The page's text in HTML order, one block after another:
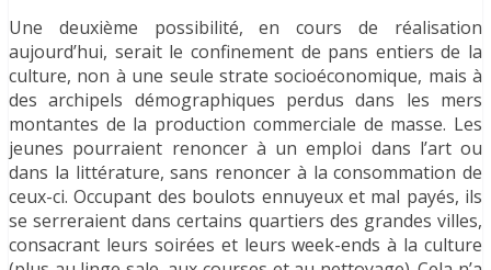
Une deuxième possibilité, en cours de réalisation
aujourd’hui, serait le confinement de pans entiers de la
culture, non à une seule strate socioéconomique, mais à
des archipels démographiques perdus dans les mers
montantes de la production commerciale de masse. Les
jeunes pourraient renoncer à un emploi dans l’art ou
dans la littérature, sans renoncer à la consommation de
ceux-ci. Occupant des boulots ennuyeux et mal payés, ils
se serreraient dans certains quartiers des grandes villes,
consacrant leurs soirées et leurs week-ends à la culture